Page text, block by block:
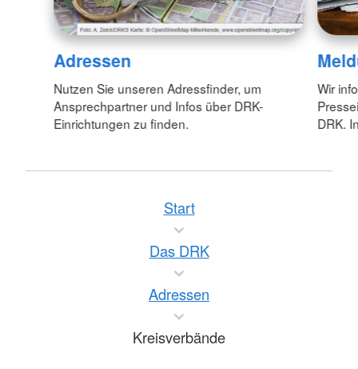
Adressen
Nutzen Sie unseren Adressfinder, um
Ansprechpartner und Infos über DRK-
Einrichtungen zu finden.
Wir
DRK.
Start
Das DRK
Adressen
Kreisverbände